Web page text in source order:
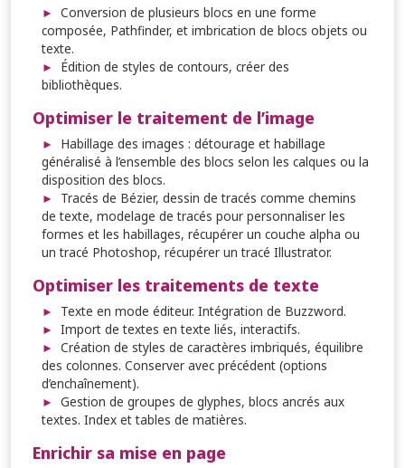
Conversion de plusieurs blocs en une forme
composée, Pathfinder, et imbrication de blocs objets ou
texte.
Édition de styles de contours, créer des
bibliothèques.
Optimiser le traitement de l’image
Habillage des images : détourage et habillage
généralisé à l’ensemble des blocs selon les calques ou la
disposition des blocs.
Tracés de Bézier, dessin de tracés comme chemins
de texte, modelage de tracés pour personnaliser les
formes et les habillages, récupérer un couche alpha ou
un tracé Photoshop, récupérer un tracé Illustrator.
Optimiser les traitements de texte
Texte en mode éditeur. Intégration de Buzzword.
Import de textes en texte liés, interactifs.
Création de styles de caractères imbriqués, équilibre
des colonnes. Conserver avec précédent (options
d’enchaînement).
Gestion de groupes de glyphes, blocs ancrés aux
textes. Index et tables de matières.
Enrichir sa mise en page